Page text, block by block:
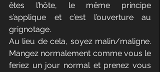
êtes l’hôte, le même principe
s’applique et c’est l’ouverture au
grignotage.
Au lieu de cela, soyez malin/maligne.
Mangez normalement comme vous le
feriez un jour normal et prenez vous